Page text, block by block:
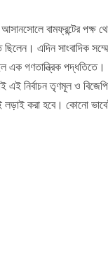
আসানসোলে বামফ্রন্টের
এদিন সাংবাদিক
এক গণতান্ত্রিক পদ্ধতিতে।
নির্বাচন তৃণমূল ও
লড়াই করা হবে। কোনো